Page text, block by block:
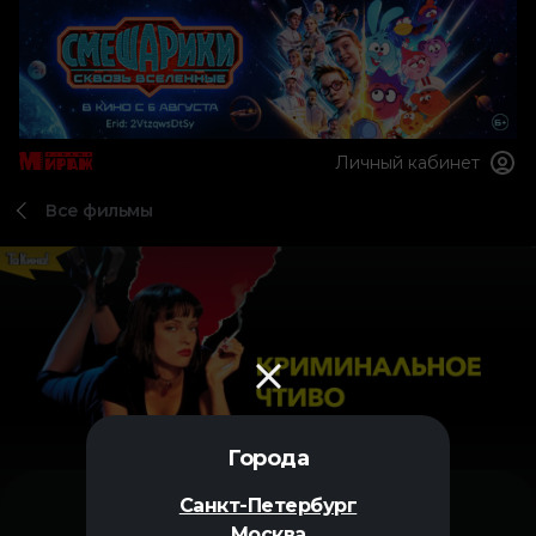
Города
Санкт-Петербург
Личный кабинет
Все фильмы